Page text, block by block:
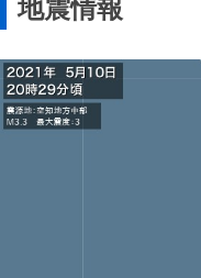
地震情報